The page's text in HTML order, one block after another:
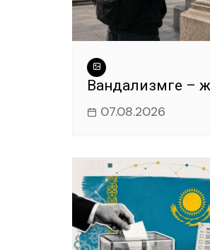
Вандализмге –
07.08.2026